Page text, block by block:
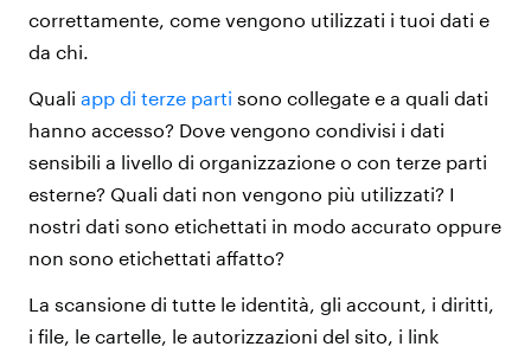
correttamente, come vengono utilizzati i tuoi dati e
da chi.
Quali app di terze parti sono collegate e a quali dati
hanno accesso? Dove vengono condivisi i dati
sensibili a livello di organizzazione o con terze parti
esterne? Quali dati non vengono più utilizzati? I
nostri dati sono etichettati in modo accurato oppure
non sono etichettati affatto?
La scansione di tutte le identità, gli account, i diritti,
i file, le cartelle, le autorizzazioni del sito, i link